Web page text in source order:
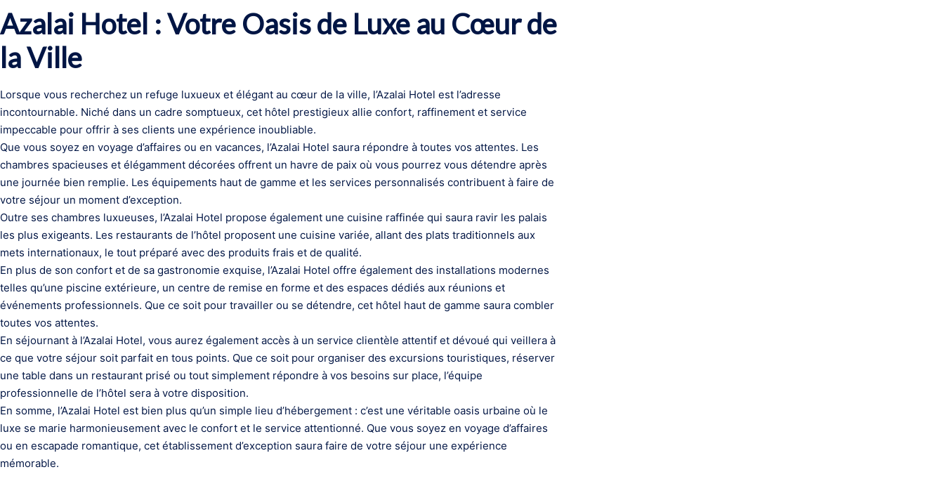
Azalai Hotel : Votre Oasis de Luxe au Cœur de
la Ville
Lorsque vous recherchez un refuge luxueux et élégant au cœur de la ville, l’Azalai Hotel est l’adresse
incontournable. Niché dans un cadre somptueux, cet hôtel prestigieux allie confort, raffinement et service
impeccable pour offrir à ses clients une expérience inoubliable.
Que vous soyez en voyage d’affaires ou en vacances, l’Azalai Hotel saura répondre à toutes vos attentes. Les
chambres spacieuses et élégamment décorées offrent un havre de paix où vous pourrez vous détendre après
une journée bien remplie. Les équipements haut de gamme et les services personnalisés contribuent à faire de
votre séjour un moment d’exception.
Outre ses chambres luxueuses, l’Azalai Hotel propose également une cuisine raffinée qui saura ravir les palais
les plus exigeants. Les restaurants de l’hôtel proposent une cuisine variée, allant des plats traditionnels aux
mets internationaux, le tout préparé avec des produits frais et de qualité.
En plus de son confort et de sa gastronomie exquise, l’Azalai Hotel offre également des installations modernes
telles qu’une piscine extérieure, un centre de remise en forme et des espaces dédiés aux réunions et
événements professionnels. Que ce soit pour travailler ou se détendre, cet hôtel haut de gamme saura combler
toutes vos attentes.
En séjournant à l’Azalai Hotel, vous aurez également accès à un service clientèle attentif et dévoué qui veillera à
ce que votre séjour soit parfait en tous points. Que ce soit pour organiser des excursions touristiques, réserver
une table dans un restaurant prisé ou tout simplement répondre à vos besoins sur place, l’équipe
professionnelle de l’hôtel sera à votre disposition.
En somme, l’Azalai Hotel est bien plus qu’un simple lieu d’hébergement : c’est une véritable oasis urbaine où le
luxe se marie harmonieusement avec le confort et le service attentionné. Que vous soyez en voyage d’affaires
ou en escapade romantique, cet établissement d’exception saura faire de votre séjour une expérience
mémorable.